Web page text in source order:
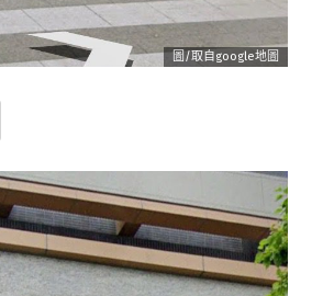
圖/取自google地圖